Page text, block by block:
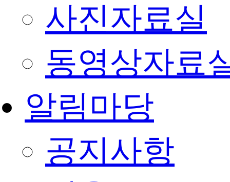
사진자료실
동영상자료
알림마당
공지사항